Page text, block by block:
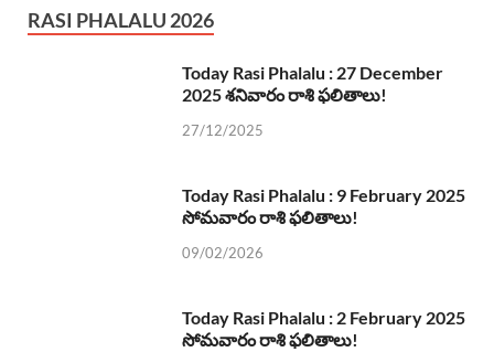
RASI PHALALU 2026
Today Rasi Phalalu : 27 December
2025 శనివారం రాశి ఫలితాలు!
27/12/2025
Today Rasi Phalalu : 9 February 2025
సోమవారం రాశి ఫలితాలు!
09/02/2026
Today Rasi Phalalu : 2 February 2025
సోమవారం రాశి ఫలితాలు!